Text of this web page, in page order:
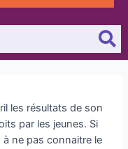
les résultats de son
par les jeunes. Si
à ne pas connaitre le